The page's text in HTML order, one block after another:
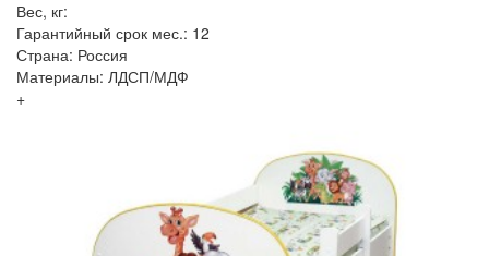
Вес, кг:
Гарантийный срок мес.: 12
Страна: Россия
Материалы: ЛДСП/МДФ
+